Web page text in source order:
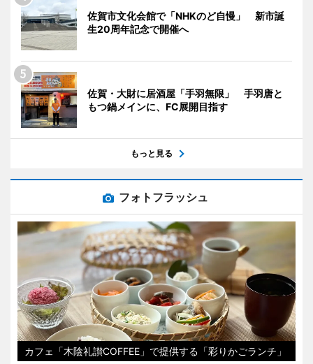
佐賀市文化会館で「NHKのど自慢」 新市誕
生20周年記念で開催へ
佐賀・大財に居酒屋「手羽無限」 手羽唐と
もつ鍋メインに、FC展開目指す
もっと見る
フォトフラッシュ
カフェ「木陰礼讃COFFEE」で提供する「彩りかごランチ」